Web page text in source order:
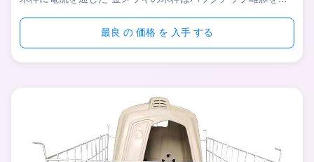
半使用することができるポリ塩化ビニールの塀およびhot-dip
電流を通された塀がある。多数のバックアップ雌豚は1つの金
すくいの亜鉛めっき、酸及びアルカリの抵抗の能力適用する。
指定 名前 畜産場装置の熱いすくいは鋼鉄金メッキの雌豚の木
枠に電流を通した ...
最良 の 価格 を 入手 する